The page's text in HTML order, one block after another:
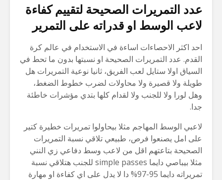
عدد التمريرات الصحيحة لتقييم كفاءة
لاعب الوسط او قدراته على التمرير
احد اكثر الاحصاءات اساءة في الاستخدام في عالم كرة
القدم. عدد التمريرات الصحيحة او نسبتها بدون ما تحط في
السياق اولا ستايل لعب الفريق، ثانيا نوعية التمريرات هل
طويلة ولا قصيرة ولا محاولات لضرب خطوط الضغط،
وهل لورا ولا للجنب ولا لقدام كلها بتدي مؤشرات خاطئة
جدا.
لاعبي الوسط المهاجم مثلا بيحاولوا تمريرات خطيرة كتير
على امل يصنعوا فرص، طبيعي تلاقي نسبة التمريرات
الصحيحة بتاعتهم اقل من لاعب وسط دفاعي زي النني
مثلا بيباصي دايما simple passes للجنب هتلاقي نسبة
تمريراته دايما 95-97% دا لا يدل على اي كفاءة او مهارة